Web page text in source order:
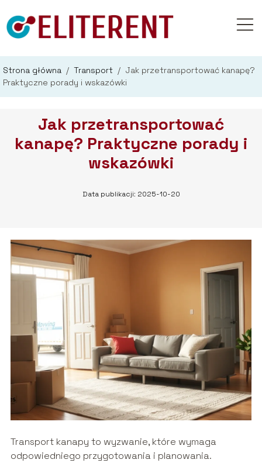
Strona główna / Transport / Jak przetransportować kanapę?
Praktyczne porady i wskazówki
Jak przetransportować
kanapę? Praktyczne porady i
wskazówki
Data publikacji: 2025-10-20
Transport kanapy to wyzwanie, które wymaga
odpowiedniego przygotowania i planowania.